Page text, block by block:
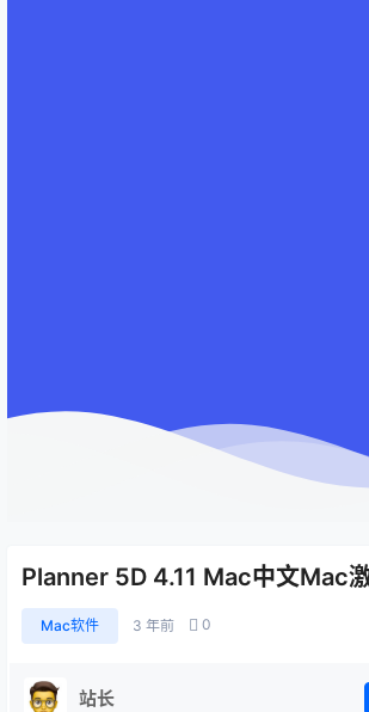
Planner 5D 4.11 Mac中文Mac
Mac软件 3 年前 0
站长